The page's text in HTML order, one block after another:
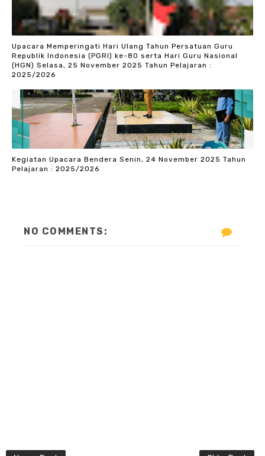
Upacara Memperingati Hari Ulang Tahun Persatuan Guru
Republik Indonesia (PGRI) ke-80 serta Hari Guru Nasional
(HGN) Selasa, 25 November 2025 Tahun Pelajaran :
2025/2026
Kegiatan Upacara Bendera Senin, 24 November 2025 Tahun
Pelajaran : 2025/2026
NO COMMENTS: